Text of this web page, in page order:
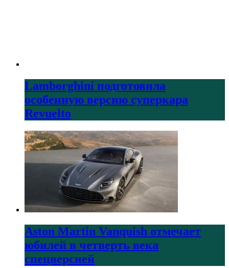
Lamborghini подготовила
особенную версию суперкара
Revuelto
Aston Martin Vanquish отмечает
юбилей в четверть века
спецверсией